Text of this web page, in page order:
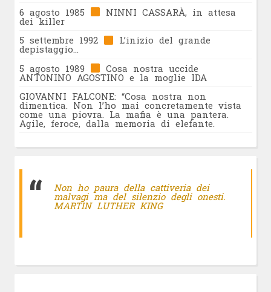
6 agosto 1985
NINNI CASSARÀ, in attesa
dei killer
5 settembre 1992
L’inizio del grande
depistaggio…
5 agosto 1989
Cosa nostra uccide
ANTONINO AGOSTINO e la moglie IDA
GIOVANNI FALCONE: “Cosa nostra non
dimentica. Non l’ho mai concretamente vista
come una piovra. La mafia è una pantera.
Agile, feroce, dalla memoria di elefante.
Non ho paura della cattiveria dei
malvagi ma del silenzio degli onesti.
MARTIN LUTHER KING